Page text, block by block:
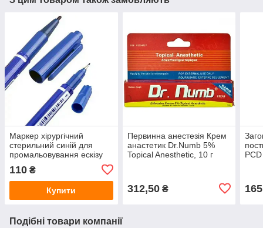
Маркер хірургічний
стерильний синій для
промальовування ескізу
110 ₴
Купити
Первинна анестезія Крем
анастетик Dr.Numb 5%
Topical Anesthetic, 10 г
312,50₴ 165
Подібні товари компанії